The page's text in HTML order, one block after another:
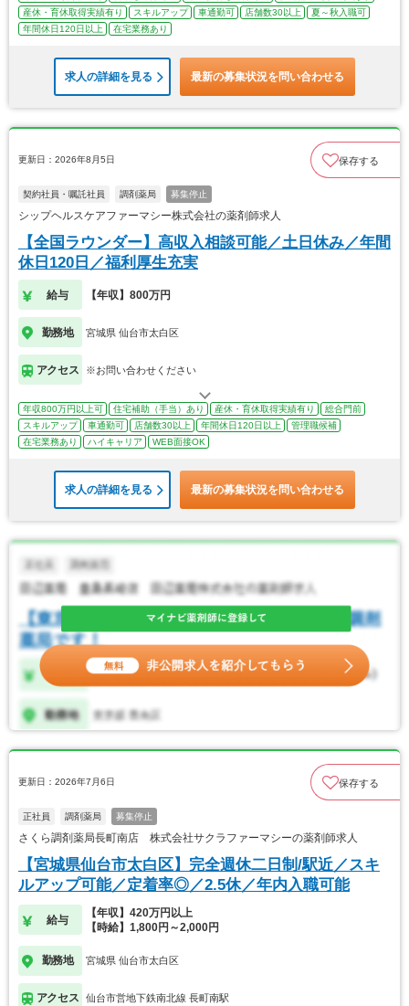
産休・育休取得実績有り
スキルアップ 車通勤可 店舗数30以上
夏～秋入職可
年間休日120日以上
在宅業務あり
求人の詳細を見る 最新の募集状況を問い合わせる
更新日：2026年8月5日 保存する
契約社員・嘱託社員 調剤薬局 募集停止
シップヘルスケアファーマシー株式会社の薬剤師求人
【全国ラウンダー】高収入相談可能／土日休み／年間
休日120日／福利厚生充実
給与 【年収】800万円
勤務地 宮城県 仙台市太白区
アクセス ※お問い合わせください
年収800万円以上可 住宅補助（手当）あり 産休・育休取得実績有り
総合門前
スキルアップ
車通勤可 店舗数30以上 年間休日120日以上
管理職候補
在宅業務あり
ハイキャリア WEB面接OK
求人の詳細を見る 最新の募集状況を問い合わせる
更新日：2026年7月6日 保存する
正社員 調剤薬局 募集停止
さくら調剤薬局長町南店 株式会社サクラファーマシーの薬剤師求人
【宮城県仙台市太白区】完全週休二日制/駅近／スキ
ルアップ可能／定着率◎／2.5休／年内入職可能
給与
【年収】420万円以上
【時給】1,800円～2,000円
勤務地 宮城県 仙台市太白区
アクセス 仙台市営地下鉄南北線 長町南駅